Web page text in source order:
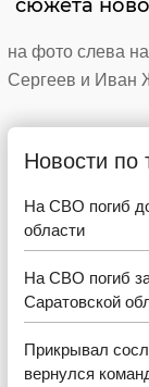
сюжета
на фото слева
Сергеев и Иван
Новости по
На СВО погиб
области
На СВО погиб
Саратовской
Прикрывал
вернулся